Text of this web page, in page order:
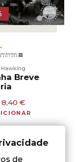
Hawking
Breve
O
preço
era:
8,40 €O
preço
é:
de